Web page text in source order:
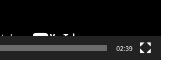
02:39